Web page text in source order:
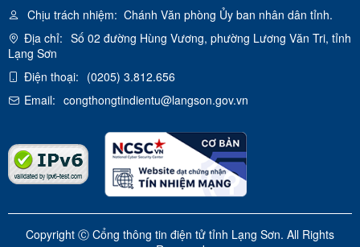
Chịu trách nhiệm: Chánh Văn phòng Ủy ban nhân dân tỉnh.
Địa chỉ: Số 02 đường Hùng Vương, phường Lương Văn Tri, tỉnh
Lạng Sơn
Điện thoại: (0205) 3.812.656
Email: congthongtindientu@langson.gov.vn
Copyright Ⓒ Cổng thông tin điện tử tỉnh Lạng Sơn. All Rights